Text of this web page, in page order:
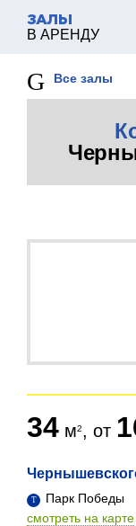
ЗАЛЫ
В АРЕНДУ
Все залы
Парк Победы
смотреть на карте
34 м , от